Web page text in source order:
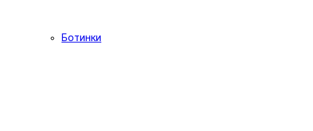
Ботинки